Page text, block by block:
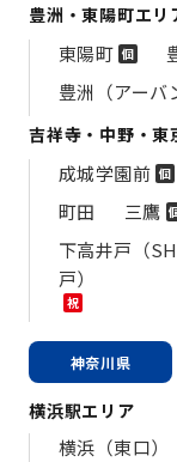
豊洲・東陽町エリ
東陽町 個
豊洲（アーバ
吉祥寺・中野・東
成城学園前 個
町田
三鷹
下高井戸（
戸）
祝
神奈川県
横浜駅エリア
横浜（東口）